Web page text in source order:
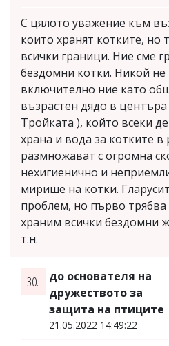
С цялото уважение към
които хранят котките, но
всички граници. Ние сме
бездомни котки. Никой
включително ние като
възрастен дядо в центъра
Тройката ), който всеки
храна и вода за котките в
размножават с огромна
нехигиенично и
мирише на котки.
проблем, но първо трябва
храним всички бездомни
т.н.
30.
до основателя на
дружеството за
защита на птиците
21.05.2022 14:49:22